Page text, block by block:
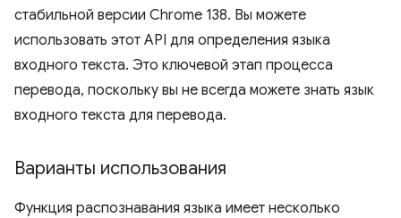
стабильной версии Chrome 138. Вы можете
использовать этот API для определения языка
входного текста. Это ключевой этап процесса
перевода, поскольку вы не всегда можете знать язык
входного текста для перевода.
Варианты использования
Функция распознавания языка имеет несколько